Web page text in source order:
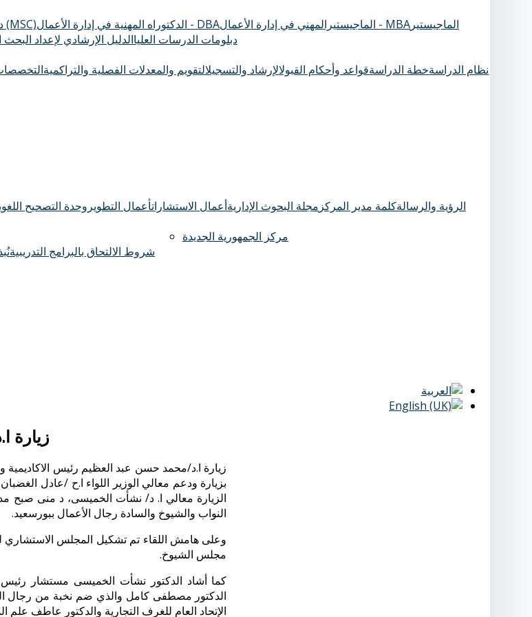
درجة الماجيستير الأكاديمي (MSC) الدكتوراه المهنية في إدارة الأعمال - DBA الماجيستيرالمهني في إدارة الأعمال - MBA الماجيستير
دبلومات الدرسات العلياالدليل الإرشادي لإعداد البحث
نظام الدراسةخطة الدراسةقواعد وأحكام القبولالإرشاد والتسجيلالتقويم والمعدلات الفصلية والتراكمية
الرؤية والرسالةكلمة مدير المركز مجلة البحوث الإداريةأعمال الاستشاراتأعمال التطوير وحدة التصحيح
شروط الالتحاق بالبرامج التدريبية
مركز الجمهورية الجديدة
زيارة
زيارة ا.د/محمد حسن عبد العظيم رئيس الاكاديمية
بزيارة ودعم معالي الوزير اللواء ا.ح /عادل
الزيارة معالي ا. د/ نشأت الخميسى، د منى صبح
النواب والشيوخ والسادة رجال الأعمال ببورسعيد.
وعلى هامش اللقاء تم تشكيل المجلس
مجلس الشيوخ.
كما أشاد الدكتور نشأت الخميسى مستشار رئيس
الدكتور مصطفى كامل والذي ضم نخبة من رجال
الإتحاد العام للغرف التجارية والدكتور عاطف